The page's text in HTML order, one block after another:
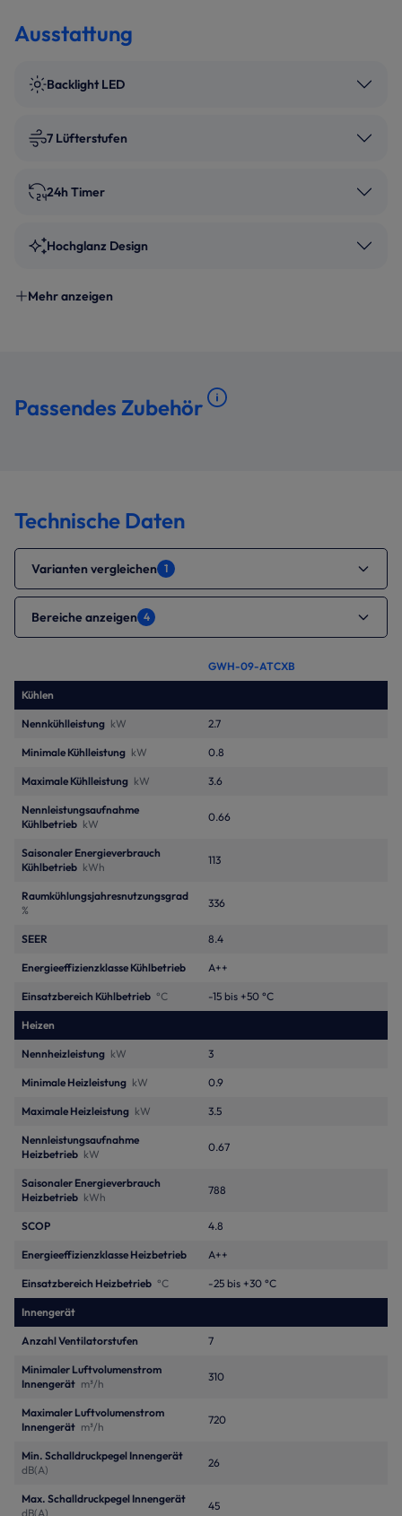
Ausstattung
Backlight LED
7 Lüfterstufen
24h Timer
Hochglanz Design
Mehr anzeigen
Passendes Zubehör
Technische Daten
Varianten vergleichen 1
Bereiche anzeigen 4
GWH-09-ATCXB
Kühlen
Nennkühlleistung kW 2.7
Minimale Kühlleistung kW 0.8
Maximale Kühlleistung kW 3.6
Nennleistungsaufnahme
Kühlbetrieb kW
0.66
Saisonaler Energieverbrauch
Kühlbetrieb kWh
113
Raumkühlungsjahresnutzungsgrad
%
336
SEER 8.4
Energieeffizienzklasse Kühlbetrieb A++
Einsatzbereich Kühlbetrieb °C -15 bis +50 °C
Heizen
Nennheizleistung kW 3
Minimale Heizleistung kW 0.9
Maximale Heizleistung kW 3.5
Nennleistungsaufnahme
Heizbetrieb kW
0.67
Saisonaler Energieverbrauch
Heizbetrieb kWh
788
SCOP 4.8
Energieeffizienzklasse Heizbetrieb A++
Einsatzbereich Heizbetrieb °C -25 bis +30 °C
Innengerät
Anzahl Ventilatorstufen 7
Minimaler Luftvolumenstrom
Innengerät m³/h
310
Maximaler Luftvolumenstrom
Innengerät m³/h
720
Min. Schalldruckpegel Innengerät
dB(A)
26
Max. Schalldruckpegel Innengerät
dB(A)
45